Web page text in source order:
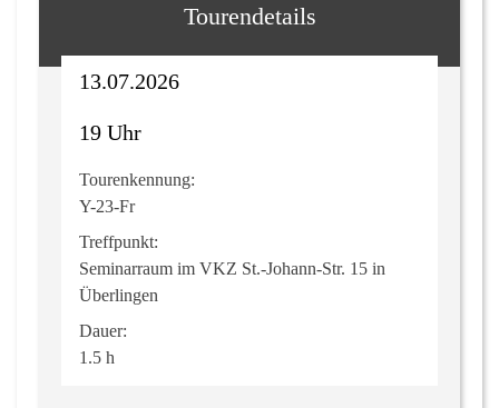
Tourendetails
13.07.2026
19 Uhr
Tourenkennung:
Y-23-Fr
Treffpunkt:
Seminarraum im VKZ St.-Johann-Str. 15 in
Überlingen
Dauer:
1.5 h